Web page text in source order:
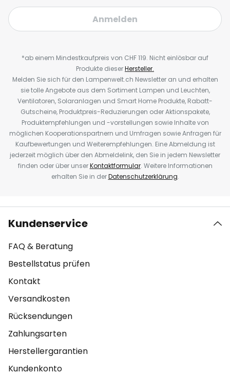
Anmelden
*ab einem Mindestkaufpreis von CHF 119. Nicht einlösbar auf
Produkte dieserHersteller.
Melden Sie sich für den Lampenwelt.ch Newsletter an und erhalten
sie tolle Angebote aus dem Sortiment Lampen und Leuchten,
Ventilatoren, Solaranlagen und Smart Home Produkte, Rabatt-
Gutscheine, Produktpreis-Reduzierungen oder Aktionspakete,
Produktempfehlungen und -vorstellungen sowie Inhalte von
möglichen Kooperationspartnern und Umfragen sowie Anfragen für
Kaufbewertungen und Weiterempfehlungen. Eine Abmeldung ist
jederzeit möglich über den Abmeldelink, den Sie in jedem Newsletter
finden oder über unserKontaktformular. Weitere Informationen
erhalten Sie in derDatenschutzerklärung.
Kundenservice
FAQ & Beratung
Bestellstatus prüfen
Kontakt
Versandkosten
Rücksendungen
Zahlungsarten
Herstellergarantien
Kundenkonto